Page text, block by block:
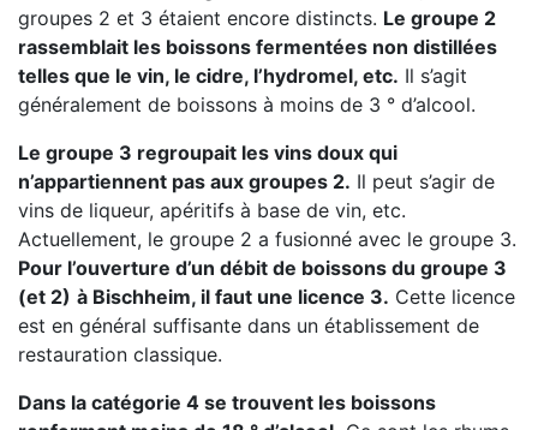
groupes 2 et 3 étaient encore distincts. Le groupe 2
rassemblait les boissons fermentées non distillées
telles que le vin, le cidre, l’hydromel, etc. Il s’agit
généralement de boissons à moins de 3 ° d’alcool.
Le groupe 3 regroupait les vins doux qui
n’appartiennent pas aux groupes 2. Il peut s’agir de
vins de liqueur, apéritifs à base de vin, etc.
Actuellement, le groupe 2 a fusionné avec le groupe 3.
Pour l’ouverture d’un débit de boissons du groupe 3
(et 2) à Bischheim, il faut une licence 3. Cette licence
est en général suffisante dans un établissement de
restauration classique.
Dans la catégorie 4 se trouvent les boissons